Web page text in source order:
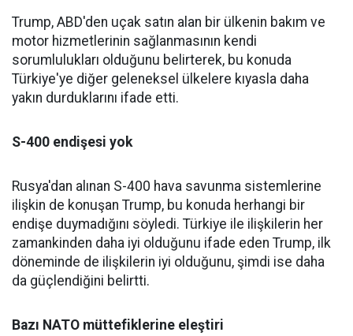
Trump, ABD'den uçak satın alan bir ülkenin bakım ve
motor hizmetlerinin sağlanmasının kendi
sorumlulukları olduğunu belirterek, bu konuda
Türkiye'ye diğer geleneksel ülkelere kıyasla daha
yakın durduklarını ifade etti.
S-400 endişesi yok
Rusya'dan alınan S-400 hava savunma sistemlerine
ilişkin de konuşan Trump, bu konuda herhangi bir
endişe duymadığını söyledi. Türkiye ile ilişkilerin her
zamankinden daha iyi olduğunu ifade eden Trump, ilk
döneminde de ilişkilerin iyi olduğunu, şimdi ise daha
da güçlendiğini belirtti.
Bazı NATO müttefiklerine eleştiri